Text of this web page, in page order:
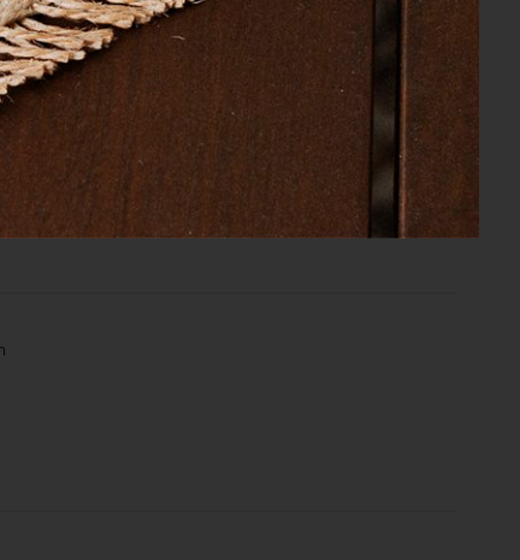
saber se tem mais dessa cor 3144 e
x 140 cm